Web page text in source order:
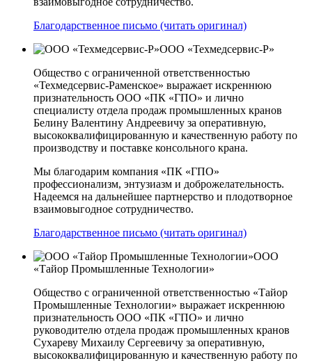
Благодарственное письмо (читать оригинал)
ООО «Техмедсервис-Р»
Общество с ограниченной ответственностью
«Техмедсервис-Раменское» выражает искреннюю
признательность ООО «ПК «ГПО» и лично
специалисту отдела продаж промышленных кранов
Белину Валентину Андреевичу за оперативную,
высококвалифицированную и качественную работу по
производству и поставке консольного крана.
Мы благодарим компания «ПК «ГПО»
профессионализм, энтузиазм и доброжелательность.
Надеемся на дальнейшее партнерство и плодотворное
взаимовыгодное сотрудничество.
Благодарственное письмо (читать оригинал)
ООО
«Тайор Промышленные Технологии»
Общество с ограниченной ответственностью «Тайор
Промышленные Технологии» выражает искреннюю
признательность ООО «ПК «ГПО» и лично
руководителю отдела продаж промышленных кранов
Сухареву Михаилу Сергеевичу за оперативную,
высококвалифицированную и качественную работу по